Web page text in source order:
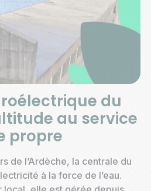
du
au service
propre
de l’Ardèche, la centrale du
à la force de l’eau.